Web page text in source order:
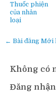
Thuốc phiện
của nhân
loại
← Bài đăng Mới
Không có
Đăng